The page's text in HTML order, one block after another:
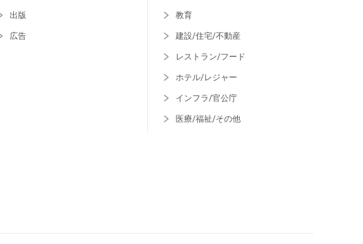
出版
広告
教育
建設/住宅/不動産
レストラン/フード
ホテル/レジャー
インフラ/官公庁
医療/福祉/その他